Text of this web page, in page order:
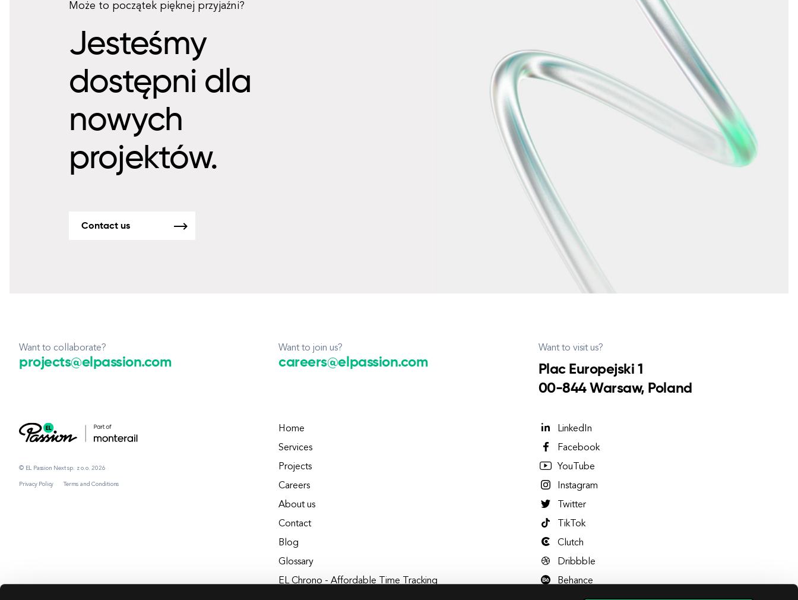
Może to początek pięknej przyjaźni?
Jesteśmy
dostępni dla
nowych
projektów.
Contact us
Want to collaborate?
projects@elpassion.com
Want to join us?
careers@elpassion.com
Want to visit us?
Plac Europejski 1
00-844 Warsaw, Poland
© EL Passion Next sp. z o.o. 2026
Privacy Policy Terms and Conditions
Home
Services
Projects
Careers
About us
Contact
Blog
Glossary
EL Chrono - Affordable Time Tracking
LinkedIn
Facebook
YouTube
Instagram
Twitter
TikTok
Clutch
Dribbble
Behance